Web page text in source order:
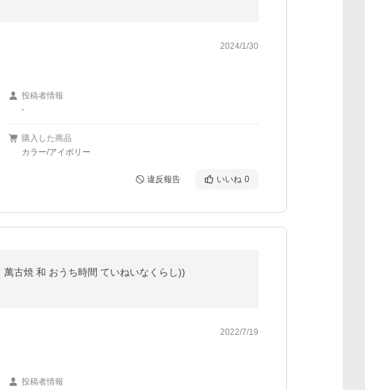
2024/1/30
投稿者情報
-
購入した商品
カラー/アイボリー
違反報告 いいね 0
古焼 和 おうち時間 ていねいなくらし))
2022/7/19
投稿者情報